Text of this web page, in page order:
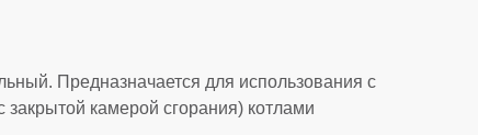
Предназначается для использования с
камерой сгорания) котлами